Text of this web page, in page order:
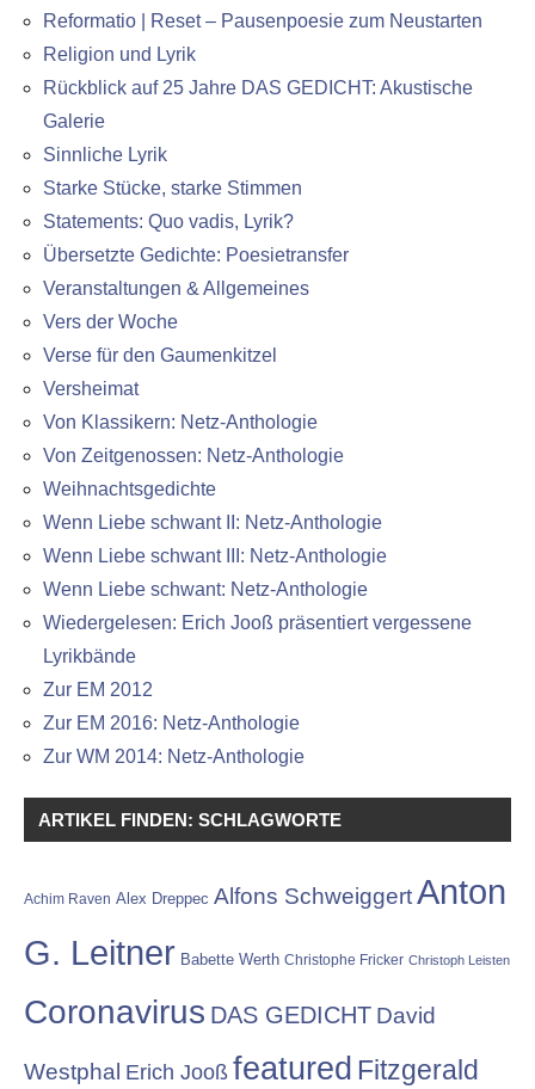
Reformatio | Reset – Pausenpoesie zum Neustarten
Religion und Lyrik
Rückblick auf 25 Jahre DAS GEDICHT: Akustische
Galerie
Sinnliche Lyrik
Starke Stücke, starke Stimmen
Statements: Quo vadis, Lyrik?
Übersetzte Gedichte: Poesietransfer
Veranstaltungen & Allgemeines
Vers der Woche
Verse für den Gaumenkitzel
Versheimat
Von Klassikern: Netz-Anthologie
Von Zeitgenossen: Netz-Anthologie
Weihnachtsgedichte
Wenn Liebe schwant II: Netz-Anthologie
Wenn Liebe schwant III: Netz-Anthologie
Wenn Liebe schwant: Netz-Anthologie
Wiedergelesen: Erich Jooß präsentiert vergessene
Lyrikbände
Zur EM 2012
Zur EM 2016: Netz-Anthologie
Zur WM 2014: Netz-Anthologie
ARTIKEL FINDEN: SCHLAGWORTE
Achim Raven Alex Dreppec Alfons SchweiggertAnton
G. Leitner Babette Werth Christophe Fricker Christoph Leisten
Coronavirus DAS GEDICHT David
Westphal Erich Jooß featured Fitzgerald